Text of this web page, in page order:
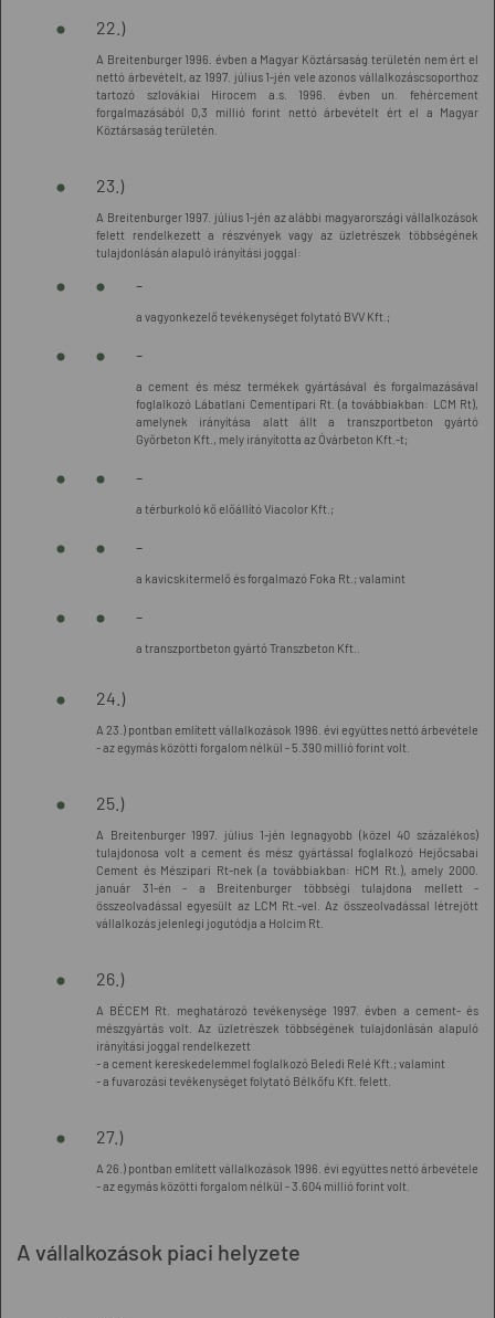
22.)
A Breitenburger 1996. évben a Magyar Köztársaság területén nem ért el
nettó árbevételt, az 1997. július 1-jén vele azonos vállalkozáscsoporthoz
tartozó szlovákiai Hirocem a.s. 1996. évben un. fehércement
forgalmazásából 0,3 millió forint nettó árbevételt ért el a Magyar
Köztársaság területén.
23.)
A Breitenburger 1997. július 1-jén az alábbi magyarországi vállalkozások
felett rendelkezett a részvények vagy az üzletrészek többségének
tulajdonlásán alapuló irányítási joggal:
-
a vagyonkezelő tevékenységet folytató BVV Kft.;
-
a cement és mész termékek gyártásával és forgalmazásával
foglalkozó Lábatlani Cementipari Rt. (a továbbiakban: LCM Rt),
amelynek irányítása alatt állt a transzportbeton gyártó
Győrbeton Kft., mely irányította az Óvárbeton Kft.-t;
-
a térburkoló kő előállító Viacolor Kft.;
-
a kavicskitermelő és forgalmazó Foka Rt.; valamint
-
a transzportbeton gyártó Transzbeton Kft..
24.)
A 23.) pontban említett vállalkozások 1996. évi együttes nettó árbevétele
- az egymás közötti forgalom nélkül - 5.390 millió forint volt.
25.)
A Breitenburger 1997. július 1-jén legnagyobb (közel 40 százalékos)
tulajdonosa volt a cement és mész gyártással foglalkozó Hejőcsabai
Cement és Mészipari Rt-nek (a továbbiakban: HCM Rt.), amely 2000.
január 31-én - a Breitenburger többségi tulajdona mellett -
összeolvadással egyesült az LCM Rt.-vel. Az összeolvadással létrejött
vállalkozás jelenlegi jogutódja a Holcim Rt.
26.)
A BÉCEM Rt. meghatározó tevékenysége 1997. évben a cement- és
mészgyártás volt. Az üzletrészek többségének tulajdonlásán alapuló
irányítási joggal rendelkezett
- a cement kereskedelemmel foglalkozó Beledi Relé Kft.; valamint
- a fuvarozási tevékenységet folytató Bélkőfu Kft. felett.
27.)
A 26.) pontban említett vállalkozások 1996. évi együttes nettó árbevétele
- az egymás közötti forgalom nélkül - 3.604 millió forint volt.
A vállalkozások piaci helyzete